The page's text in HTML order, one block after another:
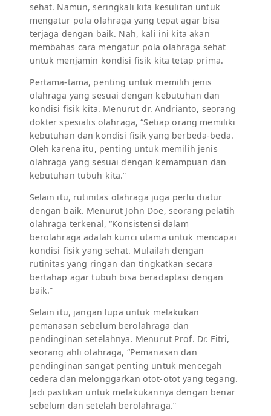
sehat. Namun, seringkali kita kesulitan untuk
mengatur pola olahraga yang tepat agar bisa
terjaga dengan baik. Nah, kali ini kita akan
membahas cara mengatur pola olahraga sehat
untuk menjamin kondisi fisik kita tetap prima.
Pertama-tama, penting untuk memilih jenis
olahraga yang sesuai dengan kebutuhan dan
kondisi fisik kita. Menurut dr. Andrianto, seorang
dokter spesialis olahraga, “Setiap orang memiliki
kebutuhan dan kondisi fisik yang berbeda-beda.
Oleh karena itu, penting untuk memilih jenis
olahraga yang sesuai dengan kemampuan dan
kebutuhan tubuh kita.”
Selain itu, rutinitas olahraga juga perlu diatur
dengan baik. Menurut John Doe, seorang pelatih
olahraga terkenal, “Konsistensi dalam
berolahraga adalah kunci utama untuk mencapai
kondisi fisik yang sehat. Mulailah dengan
rutinitas yang ringan dan tingkatkan secara
bertahap agar tubuh bisa beradaptasi dengan
baik.”
Selain itu, jangan lupa untuk melakukan
pemanasan sebelum berolahraga dan
pendinginan setelahnya. Menurut Prof. Dr. Fitri,
seorang ahli olahraga, “Pemanasan dan
pendinginan sangat penting untuk mencegah
cedera dan melonggarkan otot-otot yang tegang.
Jadi pastikan untuk melakukannya dengan benar
sebelum dan setelah berolahraga.”